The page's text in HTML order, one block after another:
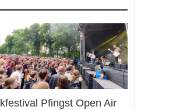
Pfingst Open Air